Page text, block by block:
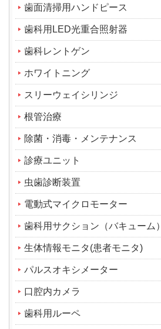
歯面清掃用ハンドピース
歯科用LED光重合照射器
歯科レントゲン
ホワイトニング
スリーウェイシリンジ
根管治療
除菌・消毒・メンテナンス
診療ユニット
虫歯診断装置
電動式マイクロモーター
歯科用サクション（バキューム）
生体情報モニタ(患者モニタ)
パルスオキシメーター
口腔内カメラ
歯科用ルーペ